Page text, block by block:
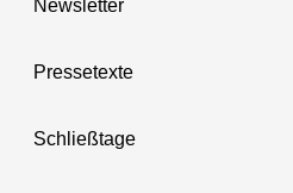
Newsletter
Pressetexte
Schließtage